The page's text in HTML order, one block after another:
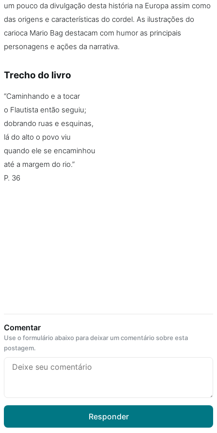
um pouco da divulgação desta história na Europa assim como
das origens e características do cordel. As ilustrações do
carioca Mario Bag destacam com humor as principais
personagens e ações da narrativa.
Trecho do livro
“Caminhando e a tocar
o Flautista então seguiu;
dobrando ruas e esquinas,
lá do alto o povo viu
quando ele se encaminhou
até a margem do rio.”
P. 36
Comentar
Use o formulário abaixo para deixar um comentário sobre esta
postagem.
Responder